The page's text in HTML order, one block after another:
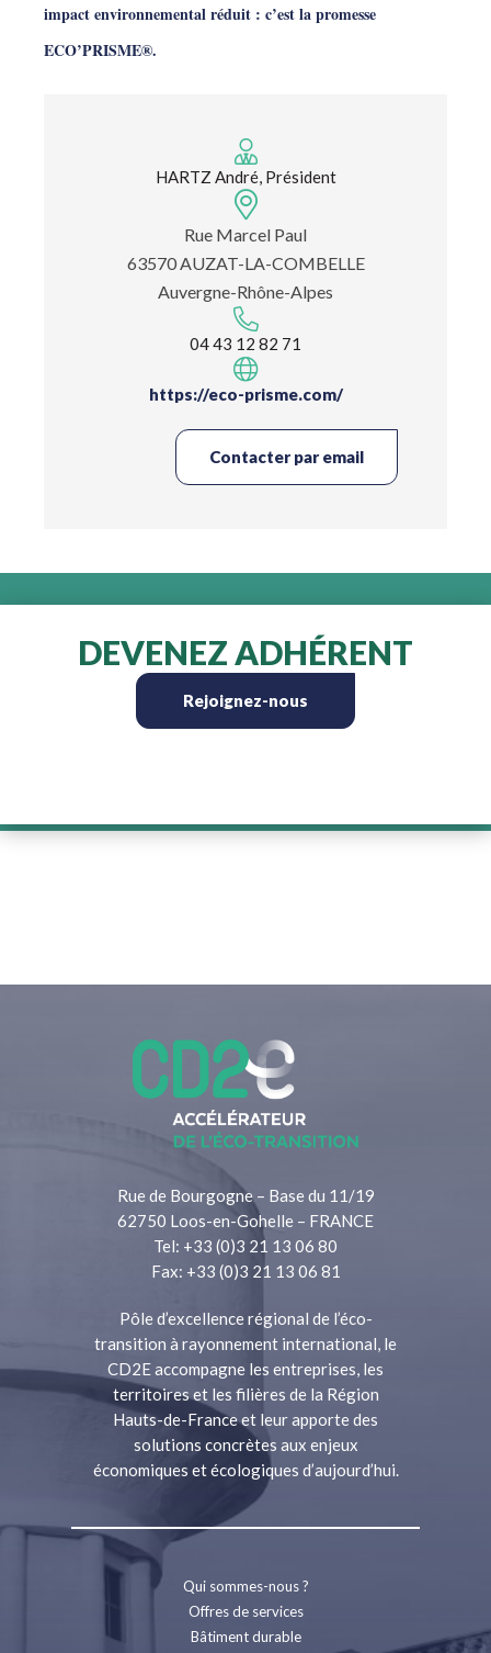
impact environnemental réduit : c’est la promesse
ECO’PRISME®.
HARTZ André, Président
Rue Marcel Paul
63570 AUZAT-LA-COMBELLE
Auvergne-Rhône-Alpes
04 43 12 82 71
https://eco-prisme.com/
Contacter par email
DEVENEZ ADHÉRENT
Rejoignez-nous
Rue de Bourgogne – Base du 11/19
62750 Loos-en-Gohelle – FRANCE
Tel: +33 (0)3 21 13 06 80
Fax: +33 (0)3 21 13 06 81
Pôle d’excellence régional de l’éco-
transition à rayonnement international, le
CD2E accompagne les entreprises, les
territoires et les filières de la Région
Hauts-de-France et leur apporte des
solutions concrètes aux enjeux
économiques et écologiques d’aujourd’hui.
Qui sommes-nous ?
Offres de services
Bâtiment durable